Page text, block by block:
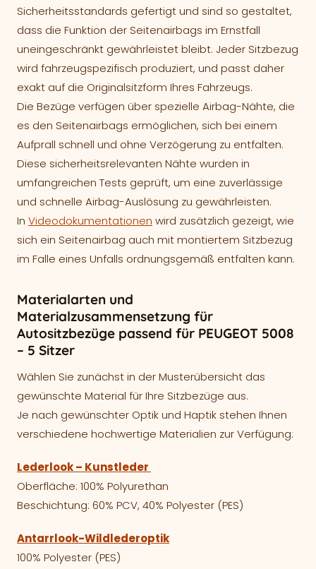
Sicherheitsstandards gefertigt und sind so gestaltet,
dass die Funktion der Seitenairbags im Ernstfall
uneingeschränkt gewährleistet bleibt. Jeder Sitzbezug
wird fahrzeugspezifisch produziert, und passt daher
exakt auf die Originalsitzform Ihres Fahrzeugs.
Die Bezüge verfügen über spezielle Airbag-Nähte, die
es den Seitenairbags ermöglichen, sich bei einem
Aufprall schnell und ohne Verzögerung zu entfalten.
Diese sicherheitsrelevanten Nähte wurden in
umfangreichen Tests geprüft, um eine zuverlässige
und schnelle Airbag-Auslösung zu gewährleisten.
In Videodokumentationen wird zusätzlich gezeigt, wie
sich ein Seitenairbag auch mit montiertem Sitzbezug
im Falle eines Unfalls ordnungsgemäß entfalten kann.
Materialarten und
Materialzusammensetzung für
Autositzbezüge passend für PEUGEOT 5008
– 5 Sitzer
Wählen Sie zunächst in der Musterübersicht das
gewünschte Material für Ihre Sitzbezüge aus.
Je nach gewünschter Optik und Haptik stehen Ihnen
verschiedene hochwertige Materialien zur Verfügung:
Lederlook – Kunstleder
Oberfläche: 100% Polyurethan
Beschichtung: 60% PCV, 40% Polyester (PES)
Antarrlook-Wildlederoptik
100% Polyester (PES)